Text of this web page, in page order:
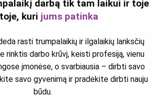
darbą tik tam laikui ir toje
kuri jums patinka
rasti trumpalaikių ir ilgalaikių lanksčių
rinktis darbo krūvį, keisti profesiją, vienu
įmonėse, o svarbiausia – dirbti savo
savo gyvenimą ir pradėkite dirbti nauju
būdu.